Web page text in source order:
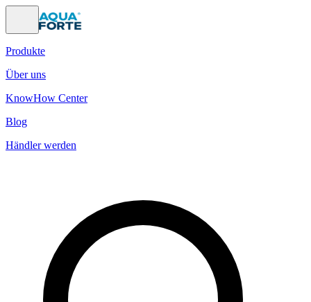
Produkte
Über uns
KnowHow Center
Blog
Händler werden